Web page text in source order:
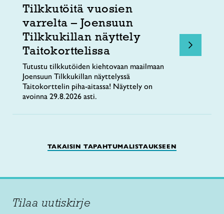
Tilkkutöitä vuosien
varrelta – Joensuun
Tilkkukillan näyttely
Taitokorttelissa
Tutustu tilkkutöiden kiehtovaan maailmaan
Joensuun Tilkkukillan näyttelyssä
Taitokorttelin piha-aitassa! Näyttely on
avoinna 29.8.2026 asti.
TAKAISIN TAPAHTUMALISTAUKSEEN
Tilaa uutiskirje